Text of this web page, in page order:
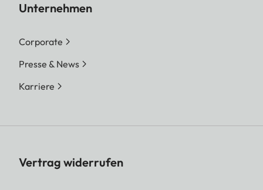
Unternehmen
Corporate
Presse & News
Karriere
Vertrag widerrufen